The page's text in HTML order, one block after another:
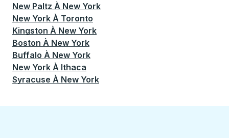
New Paltz À New York
New York À Toronto
Kingston À New York
Boston À New York
Buffalo À New York
New York À Ithaca
Syracuse À New York